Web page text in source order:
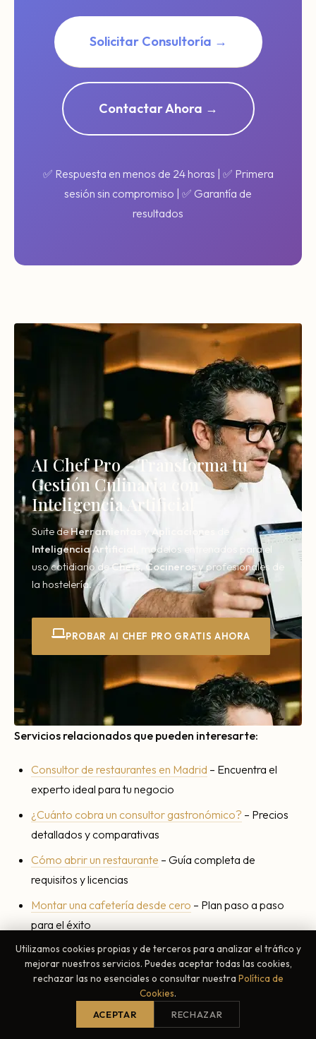
Solicitar Consultoría →
Contactar Ahora →
✅ Respuesta en menos de 24 horas | ✅ Primera
sesión sin compromiso | ✅ Garantía de
resultados
AI Chef Pro – Transforma tu
Gestión Culinaria con
Inteligencia Artificial
Suite deHerramientas Aplicaciones
InteligenciaArtificial,
modelos entrenados para el
uso cotidiano deChefs ,Cocineros y profesionales de
la hostelería.
PROBAR AI CHEF PRO GRATIS AHORA
Servicios relacionados que pueden interesarte:
Consultor de restaurantes en Madrid – Encuentra el
experto ideal para tu negocio
¿Cuánto cobra un consultor gastronómico? – Precios
detallados y comparativas
Cómo abrir un restaurante – Guía completa de
requisitos y licencias
Montar una cafetería desde cero – Plan paso a paso
para el éxito
Servicios
Utilizamos cookies propias y de terceros para analizar el tráfico y
mejorar nuestros servicios. Puedes aceptar todas las cookies,
rechazar las no esenciales o consultar nuestra Política de
Cookies.
ACEPTAR RECHAZAR